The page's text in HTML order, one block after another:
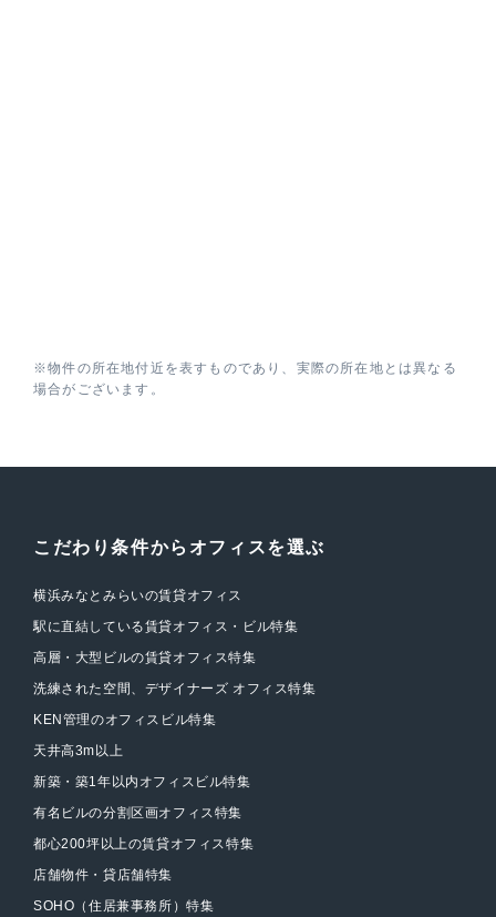
※物件の所在地付近を表すものであり、実際の所在地とは異なる
場合がございます。
こだわり条件からオフィスを選ぶ
横浜みなとみらいの賃貸オフィス
駅に直結している賃貸オフィス・ビル特集
高層・大型ビルの賃貸オフィス特集
洗練された空間、デザイナーズ オフィス特集
KEN管理のオフィスビル特集
天井高3m以上
新築・築1年以内オフィスビル特集
有名ビルの分割区画オフィス特集
都心200坪以上の賃貸オフィス特集
店舗物件・貸店舗特集
SOHO（住居兼事務所）特集